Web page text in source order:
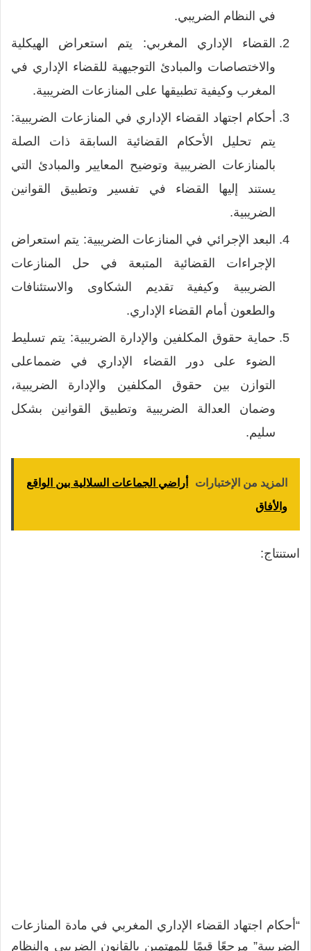
في النظام الضريبي.
القضاء الإداري المغربي: يتم استعراض الهيكلية
والاختصاصات والمبادئ التوجيهية للقضاء الإداري في
المغرب وكيفية تطبيقها على المنازعات الضريبية.
أحكام اجتهاد القضاء الإداري في المنازعات الضريبية:
يتم تحليل الأحكام القضائية السابقة ذات الصلة
بالمنازعات الضريبية وتوضيح المعايير والمبادئ التي
يستند إليها القضاء في تفسير وتطبيق القوانين
الضريبية.
البعد الإجرائي في المنازعات الضريبية: يتم استعراض
الإجراءات القضائية المتبعة في حل المنازعات
الضريبية وكيفية تقديم الشكاوى والاستئنافات
والطعون أمام القضاء الإداري.
حماية حقوق المكلفين والإدارة الضريبية: يتم تسليط
الضوء على دور القضاء الإداري في ضمماعلى
التوازن بين حقوق المكلفين والإدارة الضريبية،
وضمان العدالة الضريبية وتطبيق القوانين بشكل
سليم.
المزيد من الإختبارات
أراضي الجماعات السلالية بين الواقع
والأفاق
استنتاج:
“أحكام اجتهاد القضاء الإداري المغربي في مادة المنازعات
الضريبية” مرجعًا قيمًا للمهتمين بالقانون الضريبي والنظام